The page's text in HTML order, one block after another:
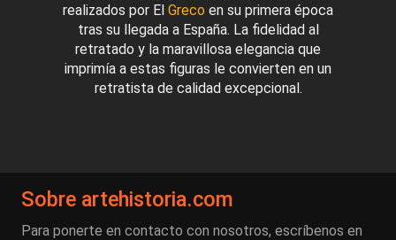
realizados por El Greco en su primera época
tras su llegada a España. La fidelidad al
retratado y la maravillosa elegancia que
imprimía a estas figuras le convierten en un
retratista de calidad excepcional.
Sobre artehistoria.com
Para ponerte en contacto con nosotros, escríbenos en